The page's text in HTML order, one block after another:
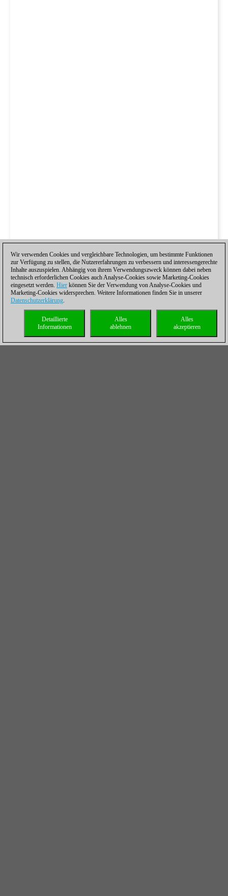
Wir verwenden Cookies und vergleichbare Technologien, um bestimmte Funktionen
zur Verfügung zu stellen, die Nutzererfahrungen zu verbessern und interessengerechte
Inhalte auszuspielen. Abhängig von ihrem Verwendungszweck können dabei neben
technisch erforderlichen Cookies auch Analyse-Cookies sowie Marketing-Cookies
eingesetzt werden. Hier können Sie der Verwendung von Analyse-Cookies und
Marketing-Cookies widersprechen. Weitere Informationen finden Sie in unserer
Datenschutzerklärung.
Alles
akzeptieren
Alles
ablehnen
Detaillierte
Informationen